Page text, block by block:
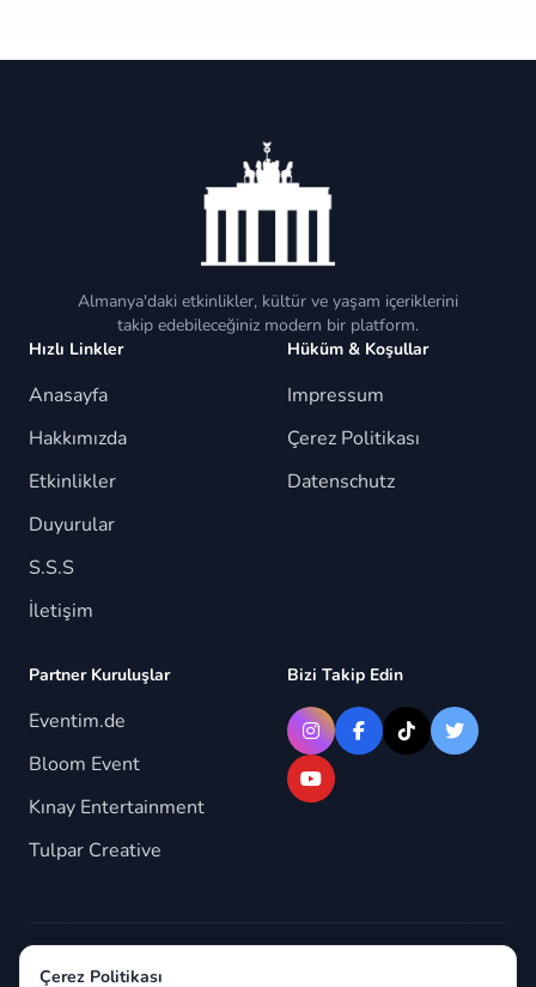
Çerez Politikası
Almanya'daki etkinlikler, kültür ve yaşam içeriklerini
takip edebileceğiniz modern bir platform.
Hızlı Linkler
Anasayfa
Hakkımızda
Etkinlikler
Duyurular
S.S.S
İletişim
Hüküm & Koşullar
Impressum
Çerez Politikası
Datenschutz
Partner Kuruluşlar
Eventim.de
Bloom Event
Kınay Entertainment
Tulpar Creative
Bizi Takip Edin